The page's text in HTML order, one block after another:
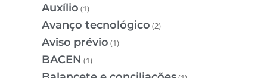
Auxílio (1)
Avanço tecnológico (2)
Aviso prévio (1)
BACEN (1)